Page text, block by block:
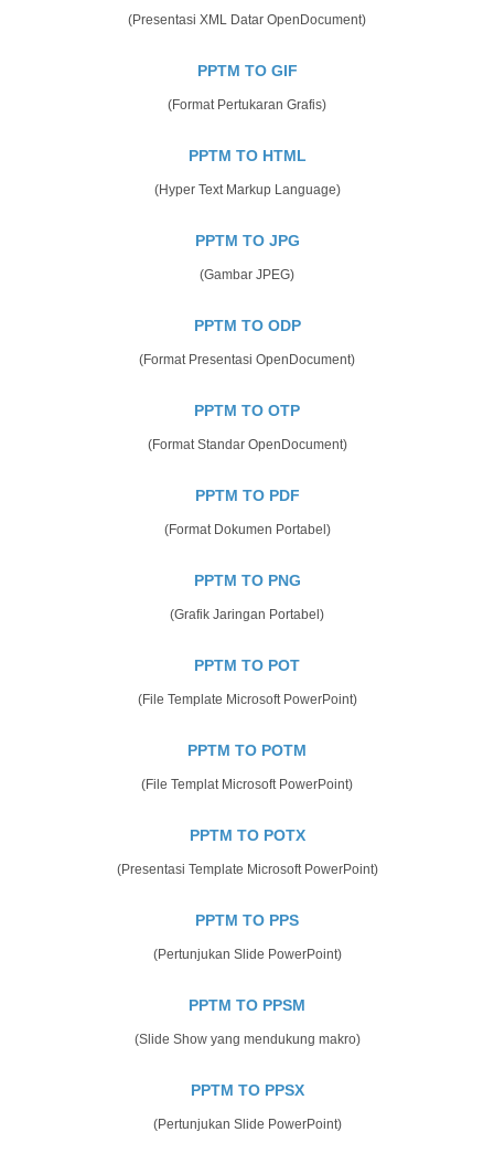
(Presentasi XML Datar OpenDocument)
PPTM TO GIF
(Format Pertukaran Grafis)
PPTM TO HTML
(Hyper Text Markup Language)
PPTM TO JPG
(Gambar JPEG)
PPTM TO ODP
(Format Presentasi OpenDocument)
PPTM TO OTP
(Format Standar OpenDocument)
PPTM TO PDF
(Format Dokumen Portabel)
PPTM TO PNG
(Grafik Jaringan Portabel)
PPTM TO POT
(File Template Microsoft PowerPoint)
PPTM TO POTM
(File Templat Microsoft PowerPoint)
PPTM TO POTX
(Presentasi Template Microsoft PowerPoint)
PPTM TO PPS
(Pertunjukan Slide PowerPoint)
PPTM TO PPSM
(Slide Show yang mendukung makro)
PPTM TO PPSX
(Pertunjukan Slide PowerPoint)